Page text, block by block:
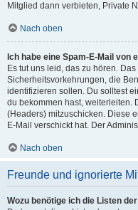
Mitglied dann verbieten, Private
Nach oben
Ich habe eine Spam-E-Mail von
Es tut uns leid, das zu hören.
Sicherheitsvorkehrungen, die
identifizieren sollen. Du solltest
du bekommen hast, weiterleiten.
(Headers) mitzuschicken. Diese
E-Mail verschickt hat. Der
Nach oben
Freunde und ignorierte
Wozu benötige ich die Listen